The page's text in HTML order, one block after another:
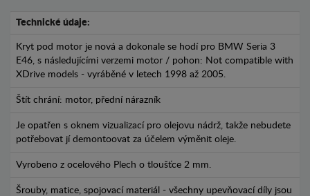
Technické údaje:
Kryt pod motor je nová a dokonale se hodí pro BMW Seria 3
E46, s následujícími verzemi motor / pohon: Not compatible with
XDrive models - vyráběné v letech 1998 až 2005.
Štít chrání: motor, přední nárazník
Je opatřen s oknem vizualizací pro olejovu nádrž, takže nebudete
potřebovat jí demontoovat za účelem výměnit oleje.
Vyrobeno z ocelového Plech o tloušťce 2 mm.
Šrouby, matice, spojovací materiál - všechny upevňovací díly jsou